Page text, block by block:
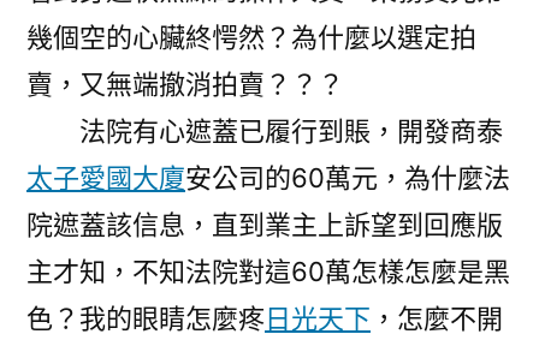
幾個空的心臟終愕然？為什麼以選定拍
賣，又無端撤消拍賣？？？
法院有心遮蓋已履行到賬，開發商泰
太子愛國大廈安公司的60萬元，為什麼法
院遮蓋該信息，直到業主上訴望到回應版
主才知，不知法院對這60萬怎樣怎麼是黑
色？我的眼睛怎麼疼日光天下 ，怎麼不開